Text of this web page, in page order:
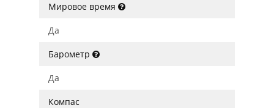
Мировое время
Да
Барометр
Да
Компас